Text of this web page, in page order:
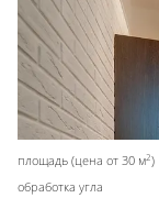
площадь (цена от 30 м2)
обработка угла